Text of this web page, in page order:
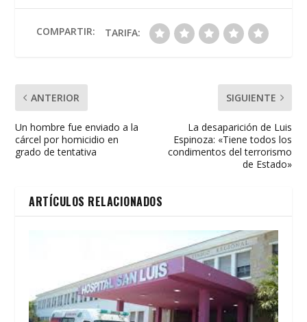
o
o
A
p
ar
ti
COMPARTIR: TARIFA:
ANTERIOR
Un hombre fue enviado a la
cárcel por homicidio en
grado de tentativa
SIGUIENTE
La desaparición de Luis
Espinoza: «Tiene todos los
condimentos del terrorismo
de Estado»
ARTÍCULOS RELACIONADOS